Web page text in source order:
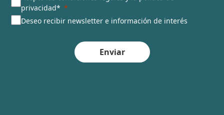
privacidad*
Deseo recibir newsletter e información de interés
Enviar